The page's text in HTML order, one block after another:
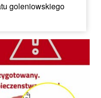
goleniowskiego